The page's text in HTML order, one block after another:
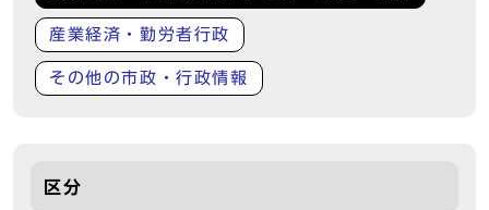
産業経済・勤労者行政
その他の市政・行政情報
区分